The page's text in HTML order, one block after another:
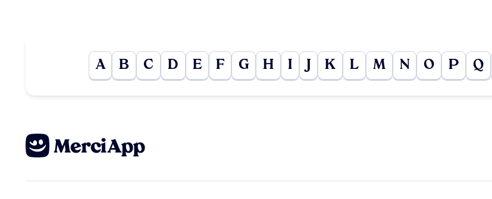
A B C D E F G H I J K L M N O P Q